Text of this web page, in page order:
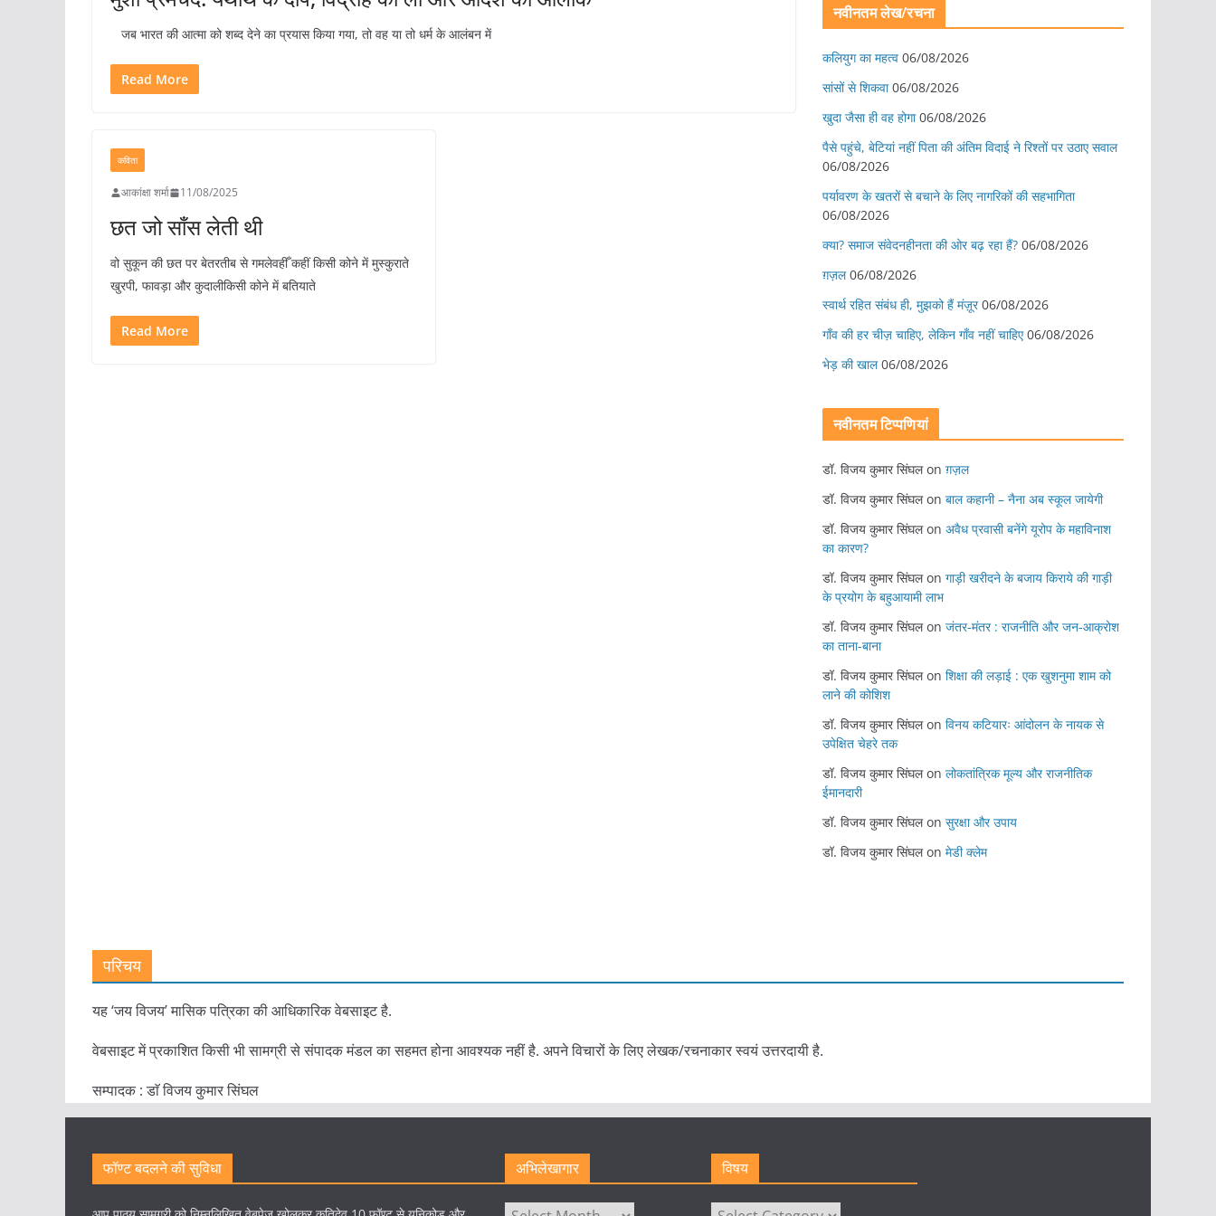
जब भारत की आत्मा को शब्द देने का प्रयास किया गया, तो वह या तो धर्म के आलंबन में
Read More
कविता
आकांक्षा शर्मा 11/08/2025
छत जो साँस लेती थी
वो सुकून की छत पर बेतरतीब से गमलेवहीँ कहीं किसी कोने में मुस्कुराते
खुरपी, फावड़ा और कुदालीकिसी कोने में बतियाते
Read More
नवीनतम लेख/रचना
कलियुग का महत्व 06/08/2026
सांसों से शिकवा 06/08/2026
खुदा जैसा ही वह होगा 06/08/2026
पैसे पहुंचे, बेटियां नहीं पिता की अंतिम विदाई ने रिश्तों पर उठाए सवाल
06/08/2026
पर्यावरण के खतरों से बचाने के लिए नागरिकों की सहभागिता
06/08/2026
क्या? समाज संवेदनहीनता की ओर बढ़ रहा हैं? 06/08/2026
ग़ज़ल 06/08/2026
स्वार्थ रहित संबंध ही, मुझको हैं मंज़ूर 06/08/2026
गाँव की हर चीज़ चाहिए, लेकिन गाँव नहीं चाहिए 06/08/2026
भेड़ की खाल 06/08/2026
नवीनतम टिप्पणियां
डॉ. विजय कुमार सिंघलon ग़ज़ल
डॉ. विजय कुमार सिंघलon बाल कहानी – नैना अब स्कूल जायेगी
डॉ. विजय कुमार सिंघलon अवैध प्रवासी बनेंगे यूरोप के महाविनाश
का कारण?
डॉ. विजय कुमार सिंघलon गाड़ी खरीदने के बजाय किराये की गाड़ी
के प्रयोग के बहुआयामी लाभ
डॉ. विजय कुमार सिंघलon जंतर-मंतर : राजनीति और जन-आक्रोश
का ताना-बाना
डॉ. विजय कुमार सिंघलon शिक्षा की लड़ाई : एक खुशनुमा शाम को
लाने की कोशिश
डॉ. विजय कुमार सिंघलon विनय कटियारः आंदोलन के नायक से
उपेक्षित चेहरे तक
डॉ. विजय कुमार सिंघलon लोकतांत्रिक मूल्य और राजनीतिक
ईमानदारी
डॉ. विजय कुमार सिंघलon सुरक्षा और उपाय
डॉ. विजय कुमार सिंघलon मेडी क्लेम
परिचय
यह ‘जय विजय’ मासिक पत्रिका की आधिकारिक वेबसाइट है.
वेबसाइट में प्रकाशित किसी भी सामग्री से संपादक मंडल का सहमत होना आवश्यक नहीं है. अपने विचारों के लिए लेखक/रचनाकार स्वयं उत्तरदायी है.
सम्पादक : डाॅ विजय कुमार सिंघल
फॉण्ट बदलने की सुविधा अभिलेखागार विषय